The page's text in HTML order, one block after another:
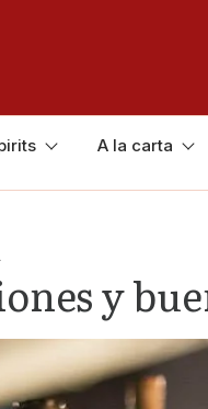
A la carta
y